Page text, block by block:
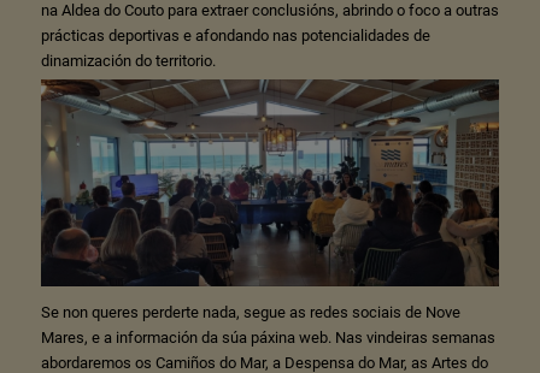
na Aldea do Couto para extraer conclusións, abrindo o foco a outras
prácticas deportivas e afondando nas potencialidades de
dinamización do territorio.
Se non queres perderte nada, segue as redes sociais de Nove
Mares, e a información da súa páxina web. Nas vindeiras semanas
abordaremos os Camiños do Mar, a Despensa do Mar, as Artes do